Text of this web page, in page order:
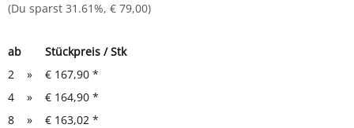
(Du sparst 31.61%, € 79,00)
ab
Stückpreis / Stk
2
» € 167,90 *
4
» € 164,90 *
8
» € 163,02 *